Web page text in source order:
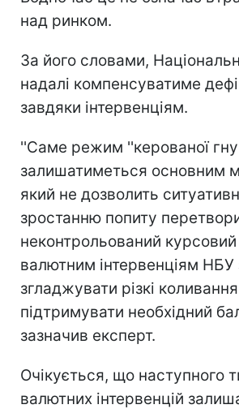
над ринком.
За його словами,
надалі компенсуватиме
завдяки інтервенціям.
''Саме режим ''керованої
залишатиметься основним
який не дозволить
зростанню попиту
неконтрольований курсовий
валютним інтервенціям НБУ
згладжувати різкі
підтримувати необхідний
зазначив експерт.
Очікується, що наступного
валютних інтервенцій